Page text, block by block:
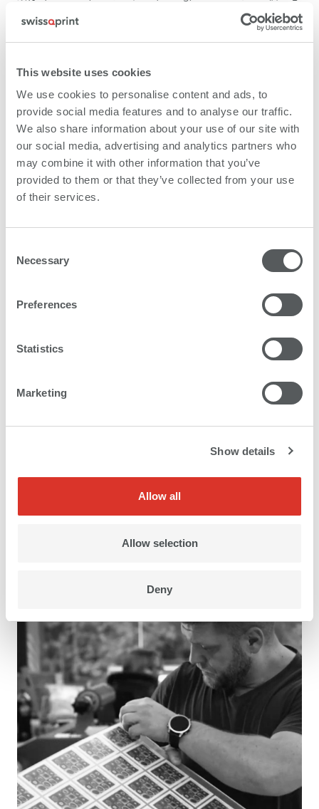
This website uses cookies
We use cookies to personalise content and ads, to
provide social media features and to analyse our traffic.
We also share information about your use of our site with
our social media, advertising and analytics partners who
may combine it with other information that you’ve
provided to them or that they’ve collected from your use
of their services.
Selection
Necessary
Preferences
Statistics
Marketing
Show details
Allow all
Allow selection
Deny
Storeconcept AG）、小売業（Migros Aare）、眼鏡店
Other interesting showcases
A second swissQprint in just six months.